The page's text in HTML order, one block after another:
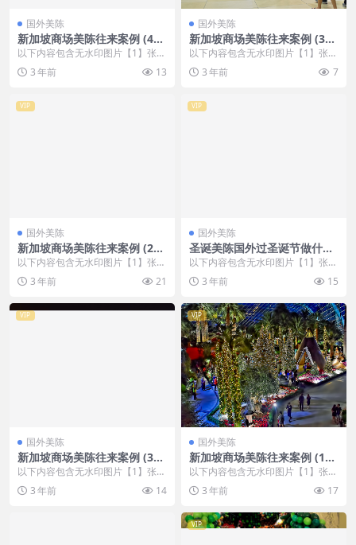
国外美陈
新加坡商场美陈往来案例 (40
6)漳州市中庭美陈
以下内容包含无水印图片【1】张
，开通会员无障碍浏览 开通VIP会
员 3 年前 13
国外美陈
新加坡商场美陈往来案例 (393
7)石家庄市好的美陈方案
以下内容包含无水印图片【1】张
，开通会员无障碍浏览 开通VIP会
员 3 年前 7
VIP
国外美陈
新加坡商场美陈往来案例 (292
5)深圳市美陈
以下内容包含无水印图片【1】张
，开通会员无障碍浏览 开通VIP会
员 3 年前 21
VIP
国外美陈
圣诞美陈国外过圣诞节做什么
美陈 (59)北京市美陈公司
以下内容包含无水印图片【1】张
，开通会员无障碍浏览 开通VIP会
员 3 年前 15
VIP
国外美陈
新加坡商场美陈往来案例 (307
0)泉州市美陈工厂
以下内容包含无水印图片【1】张
，开通会员无障碍浏览 开通VIP会
员 3 年前 14
VIP
国外美陈
新加坡商场美陈往来案例 (12
4)济南市美陈制作
以下内容包含无水印图片【1】张
，开通会员无障碍浏览 开通VIP会
员 3 年前 17
VIP